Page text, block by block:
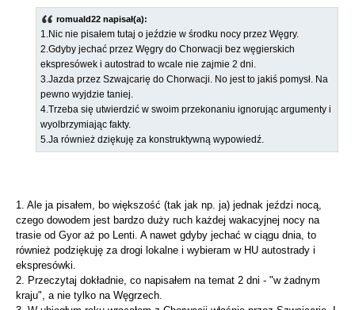
romuald22 napisał(a):
1.Nic nie pisałem tutaj o jeździe w środku nocy przez Węgry.
2.Gdyby jechać przez Węgry do Chorwacji bez węgierskich
ekspresówek i autostrad to wcale nie zajmie 2 dni.
3.Jazda przez Szwajcarię do Chorwacji. No jest to jakiś pomysł. Na
pewno wyjdzie taniej.
4.Trzeba się utwierdzić w swoim przekonaniu ignorując argumenty i
wyolbrzymiając fakty.
5.Ja również dziękuję za konstruktywną wypowiedź.
1. Ale ja pisałem, bo większość (tak jak np. ja) jednak jeździ nocą,
czego dowodem jest bardzo duży ruch każdej wakacyjnej nocy na
trasie od Gyor aż po Lenti. A nawet gdyby jechać w ciągu dnia, to
również podziękuję za drogi lokalne i wybieram w HU autostrady i
ekspresówki.
2. Przeczytaj dokładnie, co napisałem na temat 2 dni - "w żadnym
kraju", a nie tylko na Węgrzech.